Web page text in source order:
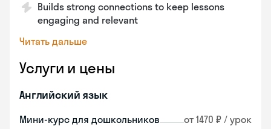
Builds strong connections to keep lessons
engaging and relevant
Читать дальше
Услуги и цены
Английский язык
Мини-курс для дошкольников от 1470 ₽ / урок